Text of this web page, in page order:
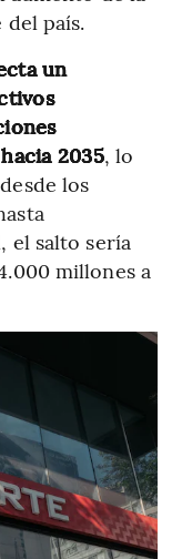
país.
un
2035, lo
los
el salto sería
millones a